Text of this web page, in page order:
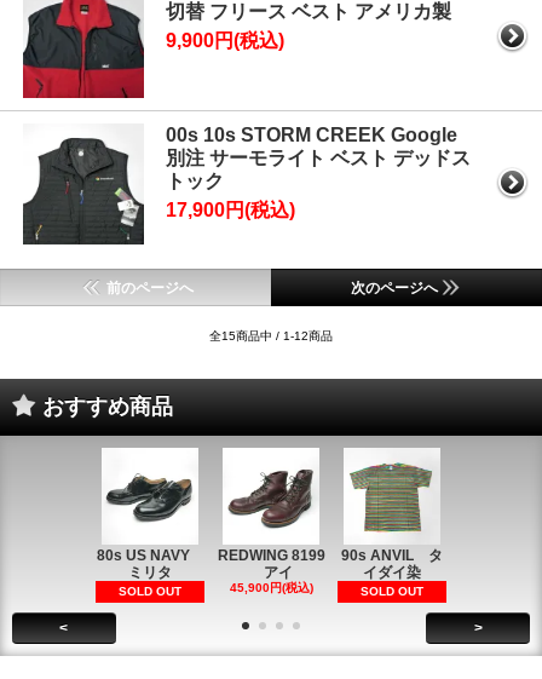
切替 フリース ベスト アメリカ製
9,900円(税込)
00s 10s STORM CREEK Google
別注 サーモライト ベスト デッドス
トック
17,900円(税込)
前のページへ 次のページへ
全15商品中 / 1-12商品
おすすめ商品
80s US NAVY
ミリタ
SOLD OUT
REDWING 8199
アイ
45,900円(税込)
90s ANVIL タ
イダイ染
SOLD OUT
< >